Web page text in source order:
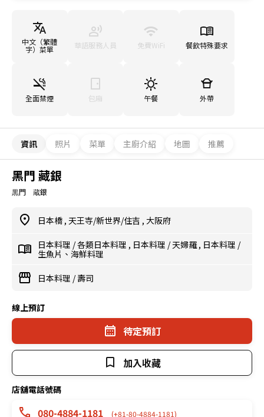
中文（繁體
字）菜單 華語服務人員 免費WiFi 餐飲特殊要求
全面禁煙 包廂 午餐 外帶
資訊 照片 菜單 主廚介紹 地圖 推薦
黑門 藏銀
黒門 蔵銀
日本橋 , 天王寺/新世界/住吉 , 大阪府
日本料理 /各類日本料理 , 日本料理 /天婦羅, 日本料理 /
生魚片、海鮮料理
日本料理 /壽司
線上預訂
待定預訂
加入收藏
店舖電話號碼
080-4884-1181 (+81-80-4884-1181)